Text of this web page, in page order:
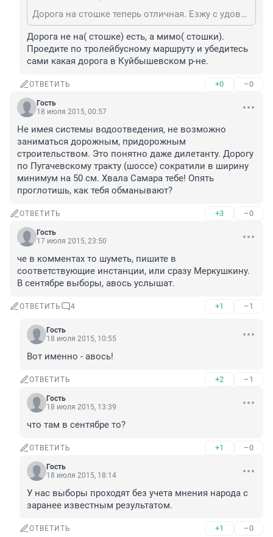
Дорога на стошке теперь отличная. Езжу с удовольствием. Насколько надолго - посмотрим.
Дорога не на( стошке) есть, а мимо( стошки).
Проедите по тролейбусному маршруту и убедитесь
сами какая дорога в Куйбышевском р-не.
ОТВЕТИТЬ +0 –0
Гость
18 июля 2015, 00:57
Не имея системы водоотведения, не возможно
заниматься дорожным, придорожным
строительством. Это понятно даже дилетанту. Дорогу
по Пугачевскому тракту (шоссе) сократили в ширину
минимум на 50 см. Хвала Самара тебе! Опять
проглотишь, как тебя обманывают?
ОТВЕТИТЬ +3 –0
Гость
17 июля 2015, 23:50
че в комментах то шуметь, пишите в
соответствующие инстанции, или сразу Меркушкину.
В сентябре выборы, авось услышат.
ОТВЕТИТЬ 4 +1 –1
Гость
18 июля 2015, 10:55
Вот именно - авось!
ОТВЕТИТЬ +2 –1
Гость
18 июля 2015, 13:39
что там в сентябре то?
ОТВЕТИТЬ +1 –0
Гость
18 июля 2015, 18:14
У нас выборы проходят без учета мнения народа с
заранее известным результатом.
ОТВЕТИТЬ +1 –0